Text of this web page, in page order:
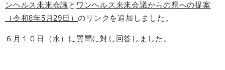
ンヘルス未来会議 と ワンヘルス未来会議からの県への提案
（令和8年5月29日）のリンクを追加しました。
６月１０日（水）に質問に対し回答しました。